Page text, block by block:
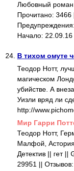
Любовный роман
Прочитано: 3466
Начало:
24. В тихом омуте
Теодор Нотт,
магическом
убийстве. А
Уизли вряд ли
http://
Mир Гарри
Теодор Нотт,
Малфой,
Детектив || гет
29951 || Отзывов: